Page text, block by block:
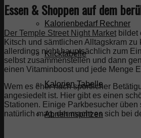
Kalorienbedarf Rechner
Klicktabelle
Kalorien Tabelle
Abnehmspritzen
Essen & Shoppen auf dem
Der Temple Street Night Market bildet
Kitsch und sämtlichen Alltagskram
allerdings nicht hauptsächlich zum
selbst zusammenstellen und dann
einen Vitaminboost und jede Menge
Wem es eher nach sportlicher
angesiedelt ist. Hier gibt es einen
Stationen. Einige Parkbesucher
natürlich mag, der macht es sich bei